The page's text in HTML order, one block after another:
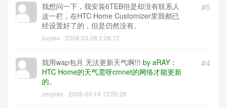
#5
我想问一下，我安装6TEB但是却没有联系人
这一栏，在HTC Home Customizer里我都已
经设置好了的，但是仍然没有。
liuyleo 2008-03-28 2:26:12
#4
我用wap包月 无法更新天气啊!!! by aRAY：
HTC Home的天气需呀cmnet的网络才能更新
的。
zeoylee 2008-03-19 12:55:28